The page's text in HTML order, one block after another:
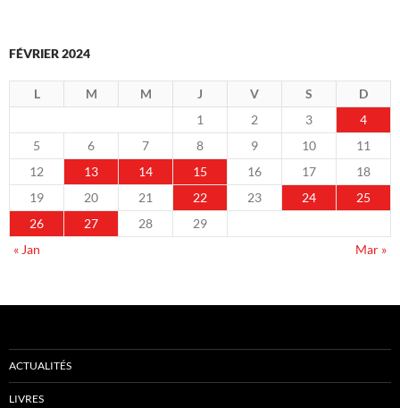
FÉVRIER 2024
L M M J V S
D
1
2 3
4
5
6 7 8 9 10
11
12
13 14 15 16 17
18
19
20 21 22 23 24
25
26
27 28
29
« Jan
Mar »
ACTUALITÉS
LIVRES